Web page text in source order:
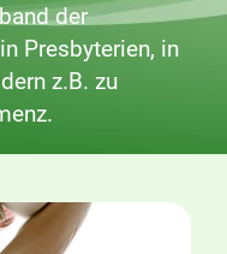
der
Presbyterien, in
z.B. zu